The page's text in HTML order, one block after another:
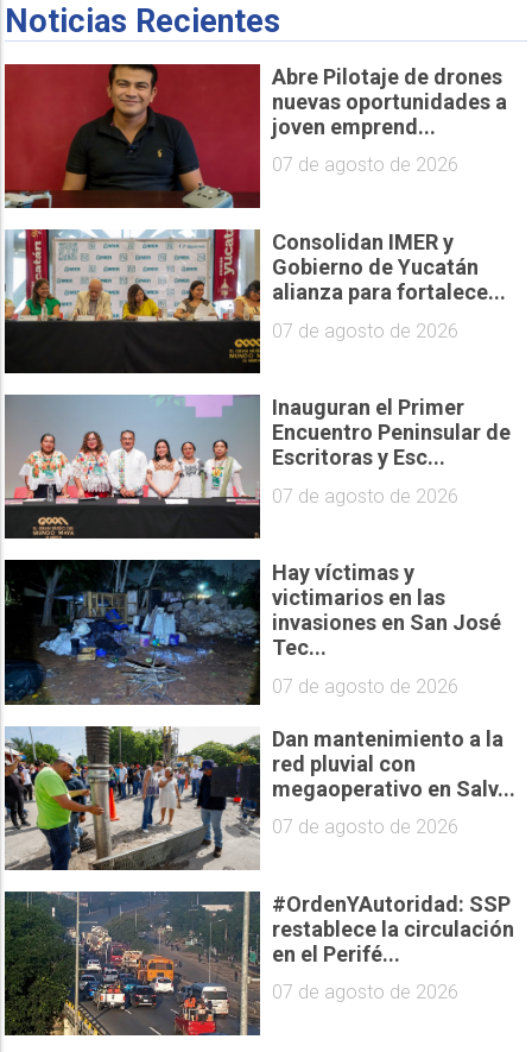
Noticias Recientes
Abre Pilotaje de drones
nuevas oportunidades a
joven emprend...
07 de agosto de 2026
Consolidan IMER y
Gobierno de Yucatán
alianza para fortalece...
07 de agosto de 2026
Inauguran el Primer
Encuentro Peninsular de
Escritoras y Esc...
07 de agosto de 2026
Hay víctimas y
victimarios en las
invasiones en San José
Tec...
07 de agosto de 2026
Dan mantenimiento a la
red pluvial con
megaoperativo en Salv...
07 de agosto de 2026
#OrdenYAutoridad: SSP
restablece la circulación
en el Perifé...
07 de agosto de 2026